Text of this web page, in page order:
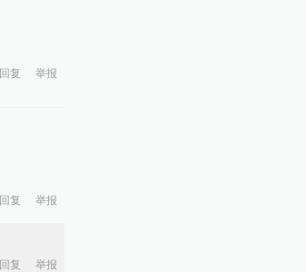
回复 举报
回复 举报
回复 举报